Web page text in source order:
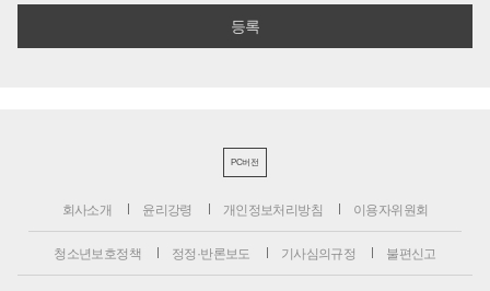
PC버전
회사소개 윤리강령 개인정보처리방침 이용자위원회
청소년보호정책 정정·반론보도 기사심의규정 불편신고